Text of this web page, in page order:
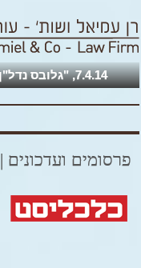
7.4.14, "גלובס נדל"ן"
פרסומים